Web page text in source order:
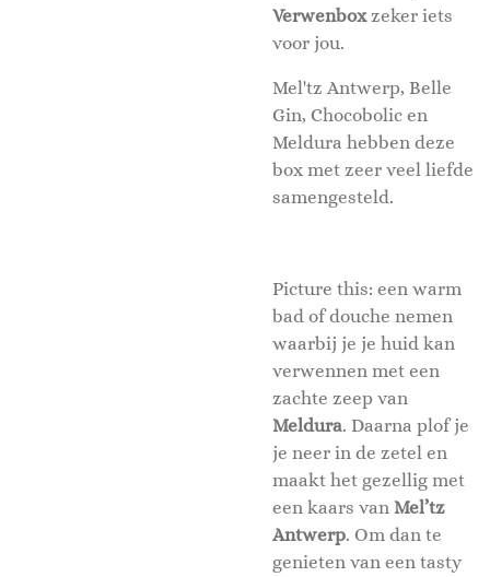
Verwenboxzeker iets
voor jou.
Mel'tz Antwerp, Belle
Gin, Chocobolic en
Meldura hebben deze
box met zeer veel liefde
samengesteld.
Picture this: een warm
bad of douche nemen
waarbij je je huid kan
verwennen met een
zachte zeep van
Meldura. Daarna plof je
je neer in de zetel en
maakt het gezellig met
een kaars van Mel’tz
Antwerp. Om dan te
genieten van een tasty